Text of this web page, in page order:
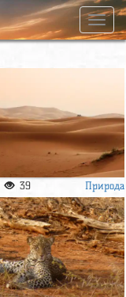
39 Природа